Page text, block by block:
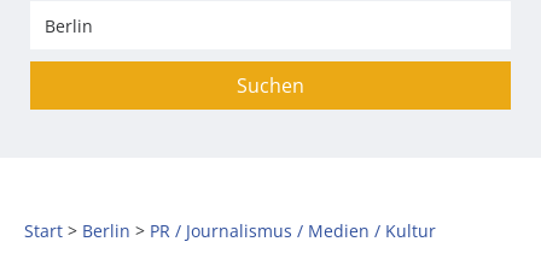
Suchen
Start Berlin PR / Journalismus / Medien / Kultur